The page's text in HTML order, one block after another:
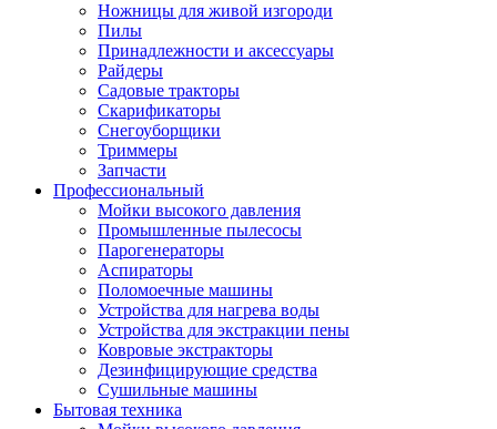
Ножницы для живой изгороди
Пилы
Принадлежности и аксессуары
Райдеры
Садовые тракторы
Скарификаторы
Снегоуборщики
Триммеры
Запчасти
Профессиональный
Мойки высокого давления
Промышленные пылесосы
Парогенераторы
Аспираторы
Поломоечные машины
Устройства для нагрева воды
Устройства для экстракции пены
Ковровые экстракторы
Дезинфицирующие средства
Сушильные машины
Бытовая техника